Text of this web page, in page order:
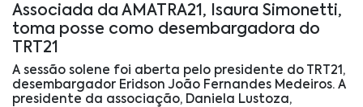
Associada da AMATRA21, Isaura Simonetti,
toma posse como desembargadora do
TRT21
A sessão solene foi aberta pelo presidente do TRT21,
desembargador Eridson João Fernandes Medeiros. A
presidente da associação, Daniela Lustoza,